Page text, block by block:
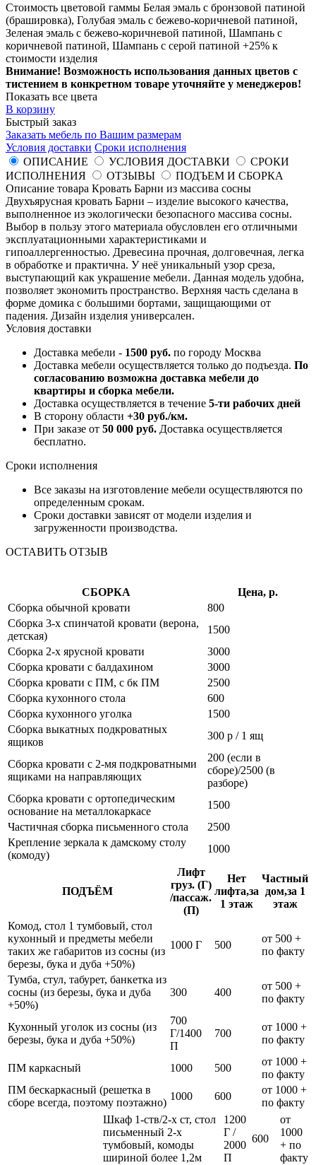
Стоимость цветовой гаммы Белая эмаль с бронзовой патиной
(брашировка), Голубая эмаль с бежево-коричневой патиной,
Зеленая эмаль с бежево-коричневой патиной, Шампань с
коричневой патиной, Шампань с серой патиной +25% к
стоимости изделия
Внимание! Возможность использования данных цветов с
тистением в конкретном товаре уточняйте у менеджеров!
Показать все цвета
В корзину
Быстрый заказ
Заказать мебель по Вашим размерам
Условия доставки Сроки исполнения
ОПИСАНИЕ
УСЛОВИЯ ДОСТАВКИ
СРОКИ
ИСПОЛНЕНИЯ
ОТЗЫВЫ
ПОДЪЕМ И СБОРКА
Описание товара Кровать Барни из массива сосны
Двухъярусная кровать Барни – изделие высокого качества,
выполненное из экологически безопасного массива сосны.
Выбор в пользу этого материала обусловлен его отличными
эксплуатационными характеристиками и
гипоаллергенностью. Древесина прочная, долговечная, легка
в обработке и практична. У неё уникальный узор среза,
выступающий как украшение мебели. Данная модель удобна,
позволяет экономить пространство. Верхняя часть сделана в
форме домика с большими бортами, защищающими от
падения. Дизайн изделия универсален.
Условия доставки
Доставка мебели - 1500 руб. по городу Москва
Доставка мебели осуществляется только до подъезда. По
согласованию возможна доставка мебели до
квартиры и сборка мебели.
Доставка осуществляется в течение 5-ти рабочих дней
В сторону области +30 руб./км.
При заказе от 50 000 руб. Доставка осуществляется
бесплатно.
Сроки исполнения
Все заказы на изготовление мебели осуществляются по
определенным срокам.
Сроки доставки зависят от модели изделия и
загруженности производства.
ОСТАВИТЬ ОТЗЫВ
СБОРКА
Цена, р.
Сборка обычной кровати
800
Сборка 3-х спинчатой кровати (верона,
детская)
1500
Сборка 2-х ярусной кровати
3000
Сборка кровати с балдахином
3000
Сборка кровати с ПМ, с бк ПМ
2500
Сборка кухонного стола
600
Сборка кухонного уголка
1500
Сборка выкатных подкроватных
ящиков
300 р / 1 ящ
Сборка кровати с 2-мя подкроватными
ящиками на направляющих
200 (если в
сборе)/2500 (в
разборе)
Сборка кровати с ортопедическим
основание на металлокаркасе
1500
Частичная сборка письменного стола
2500
Крепление зеркала к дамскому столу
(комоду)
1000
ПОДЪЁМ
Лифт
груз. (Г)
/пассаж.
(П)
Нет
лифта,за
1 этаж
Частный
дом,за 1
этаж
Комод, стол 1 тумбовый, стол
кухонный и предметы мебели
таких же габаритов из сосны (из
березы, бука и дуба +50%)
1000 Г 500
от 500 +
по факту
Тумба, стул, табурет, банкетка из
сосны (из березы, бука и дуба
+50%)
300 400
от 500 +
по факту
Кухонный уголок из сосны (из
березы, бука и дуба +50%)
700
Г/1400
П
700
от 1000 +
по факту
ПМ каркасный 1000 500
от 1000 +
по факту
ПМ бескаркасный (решетка в
сборе всегда, поэтому поэтажно)
1000 600
от 1000 +
по факту
Шкаф 1-ств/2-х ст, стол
письменный 2-х
тумбовый, комоды
шириной более 1,2м
1200
Г /
2000
П
600
от
1000
+ по
факту